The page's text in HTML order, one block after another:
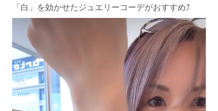
「白」を効かせたジュエリーコーデがおすすめ⤴︎